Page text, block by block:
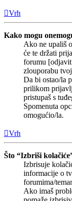
Vrh
Kako mogu
Ako ne upališ
će te držati
forumu [odjavit
zlouporabu
Da bi ostao/la
prilikom
pristupaš s
Spomenuta
omogućio/la.
Vrh
Što “Izbriši
Izbrisuje
informacije o
forumima/
Ako imaš